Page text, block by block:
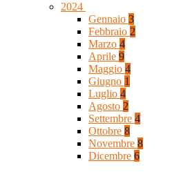
2024
Gennaio 3
Febbraio 2
Marzo 4
Aprile 9
Maggio 4
Giugno 1
Luglio 4
Agosto 2
Settembre 4
Ottobre 8
Novembre 8
Dicembre 6